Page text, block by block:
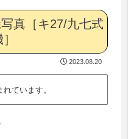
真［キ27/九七式
2023.08.20
ています。